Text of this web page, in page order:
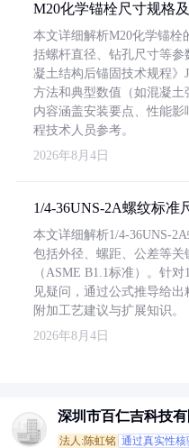
M20化学锚栓尺寸规格
本文详细解析M20化学锚栓
括螺杆直径、钻孔尺寸等
凝土结构后锚固技术规程》
方法和典型数值（如混凝土
内容涵盖安装要点、性能
程技术人员参考。
2026年8月4日
1/4-36UNS-2A螺纹标准
本文详细解析1/4-36UNS-
包括外径、螺距、公差等
（ASME B1.1标准）。针
见疑问，通过公式推导给
附加工艺建议与扩展知识。
2026年8月4日
深圳市百仁吉科技有
法人:陈虹铭 通过真实性核